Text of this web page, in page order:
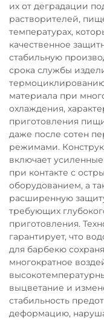
их от деградации
растворителей,
температурах,
качественное
стабильную
срока службы
материала при
охлаждения,
приготовления
даже после сотен
режимами.
включает
при контакте с
оборудованием, а
расширенную
требующих
приготовления.
гарантирует, что
для барбекю
многократное
выцветание и
стабильность
деформацию,